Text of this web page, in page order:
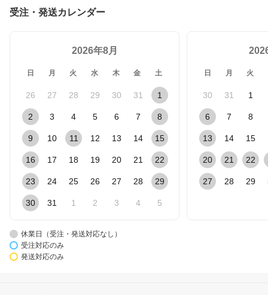
受注・発送カレンダー
2026年8月
日 月 火 水 木 金 土
26 27 28 29 30 31 1
2 3 4 5 6 7 8
9 10 11 12 13 14 15
16 17 18 19 20 21 22
23 24 25 26 27 28 29
30 31 1 2 3 4 5
日 月 火
30 31 1
6 7 8
13 14 15
20 21 22
27 28 29
休業日（受注・発送対応なし）
受注対応のみ
発送対応のみ